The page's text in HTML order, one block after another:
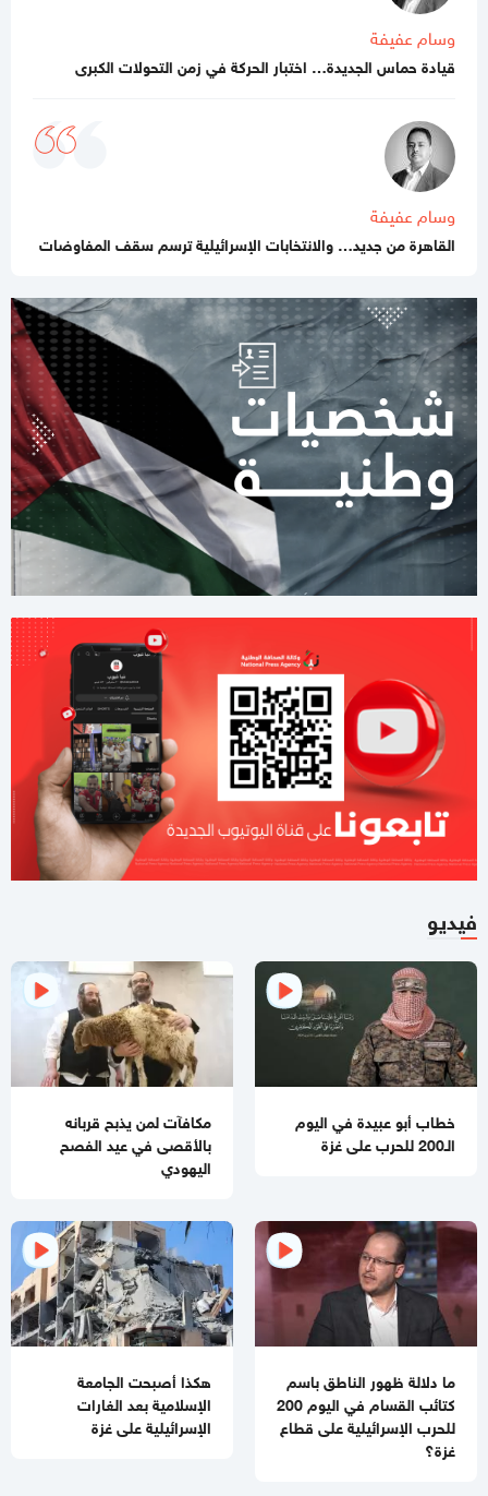
11:54 صباحا
منع إدخال المستلزمات الطبية يفاقم انهيار القطاع الصحي في غزة
11:32 صباحا
11:07 صباحا
باسم نعيم: حماس لا تزال في انتظار رد رسمي من ملادينوف حول
خارطة الطريق
10:59 صباحا
11:06 مساءاً
قطر: حماس التزمت بكل شيء في اتفاق غزة ويجب إلزام "إسرائيل"
11:00 مساءاً
مصادر عسكرية: "إسرائيل" تقيّد الاغتيالات في غزة تمهيدًا لوقف
الهجمات 14 يومًا
11:42 صباحا
صحيفة: نيابة رام الله تصدر مذكرة توقيف بحق رجل الأعمال طارق
النتشة
03:37 مساءاً
لليوم الثاني.. الاحتلال يُواصل عدوانه على قلنديا
11:44 صباحا
صحيفة تكشف تفاصيل جديدة من ملامح اتفاق غزة
11:12 صباحا
هآرتس تكشف.. نتنياهو يوفد ديرمر إلى واشنطن لتخفيف التوتر مع
الإدارة الأميركية حول غزة
ملف طبي ناقص وإصابات موثقة.. التماس للسماح لطبيب مستقل
04:35 مساءاً
مصادر صحفية تكشف تفاصيل الرسائل المتبادلة بين "حماس"
وملادينوف
03:48 مساءاً
الفشل ينتظر "مجلس السلام العالمي"
مقتل جنديبن إسرائيليين وإصابة 7 آخرين بعضهم بجراح خطيرة
11:54 صباحا
منع إدخال المستلزمات الطبية يفاقم انهيار القطاع الصحي في غزة
11:32 صباحا
تحذيرات إسرائيلية من نقص حاد في الصواريخ الاعتراضية
11:07 صباحا
باسم نعيم: حماس لا تزال في انتظار رد رسمي من ملادينوف حول
خارطة الطريق
وسام عفيفة
قيادة حماس الجديدة… اختبار الحركة في زمن التحولات الكبرى
وسام عفيفة
القاهرة من جديد… والانتخابات الإسرائيلية ترسم سقف المفاوضات
فيديو
خطاب أبو عبيدة في اليوم
الـ200 للحرب على غزة
مكافآت لمن يذبح قربانه
بالأقصى في عيد الفصح
اليهودي
ما دلالة ظهور الناطق باسم
كتائب القسام في اليوم 200
للحرب الإسرائيلية على قطاع
غزة؟
هكذا أصبحت الجامعة
الإسلامية بعد الغارات
الإسرائيلية على غزة